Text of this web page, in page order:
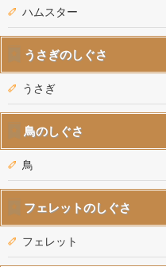
ハムスター
うさぎのしぐさ
うさぎ
鳥のしぐさ
鳥
フェレットのしぐさ
フェレット